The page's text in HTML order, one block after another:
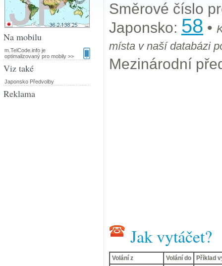
Směrové číslo
Japonsko: 58 •
místa v naší databázi
Mezinárodní
Jak vytáčet?
Volání z Volání do
Příklad
Na mobilu
m.TelCode.info je
optimalizovaný pro mobily >>
Viz také
Japonsko Předvolby
Reklama